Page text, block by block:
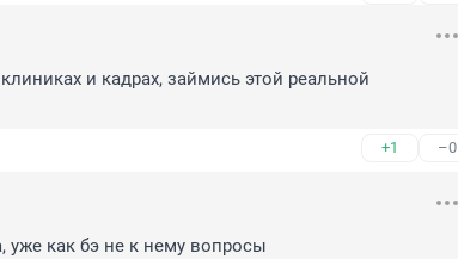
и кадрах, займись этой реальной
+1 –0
как бэ не к нему вопросы